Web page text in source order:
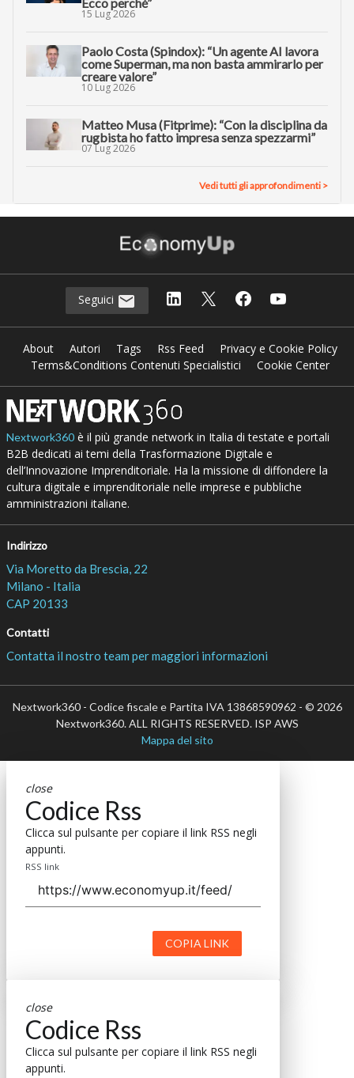
Ecco perché”
15 Lug 2026
Paolo Costa (Spindox): “Un agente AI lavora
come Superman, ma non basta ammirarlo per
creare valore”
10 Lug 2026
Matteo Musa (Fitprime): “Con la disciplina da
rugbista ho fatto impresa senza spezzarmi”
07 Lug 2026
Vedi tutti gli approfondimenti >
Seguici
About Autori Tags Rss Feed
Privacy e Cookie Policy
Terms&Conditions Contenuti Specialistici
Cookie Center
Nextwork360è il più grande network in Italia di testate e portali
B2B dedicati ai temi della Trasformazione Digitale e
dell’Innovazione Imprenditoriale. Ha la missione di diffondere la
cultura digitale e imprenditoriale nelle imprese e pubbliche
amministrazioni italiane.
Indirizzo
Via Moretto da Brescia, 22
Milano - Italia
CAP 20133
Contatti
Contatta il nostro team per maggiori informazioni
Nextwork360 - Codice fiscale e Partita IVA 13868590962 - © 2026
Nextwork360. ALL RIGHTS RESERVED. ISP AWS
Mappa del sito
close
Codice Rss
Clicca sul pulsante per copiare il link RSS negli
appunti.
RSS link
COPIA LINK
close
Codice Rss
Clicca sul pulsante per copiare il link RSS negli
appunti.